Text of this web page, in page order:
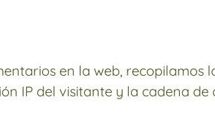
en la web, recopilamos
IP del visitante y la cadena